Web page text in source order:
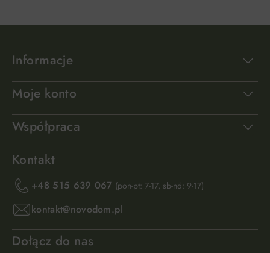
Informacje
Moje konto
Współpraca
Kontakt
+48 515 639 067 (pon-pt: 7-17, sb-nd: 9-17)
kontakt@novodom.pl
Dołącz do nas